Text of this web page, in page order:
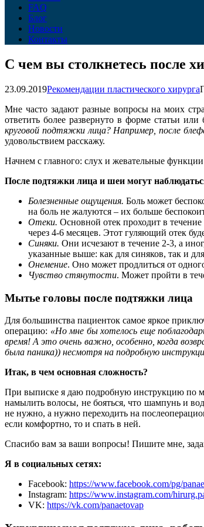
FAQ
Блог
Новости
Контакты
С чем вы столкнетесь после
23.09.2019Рекомендации пластического хирурга
Мне часто задают разные вопросы на моих
ответить более развернуто в форме статьи
круговой подтяжки лица? Например, после
удовольствием расскажу.
Начнем с главного: слух и жевательные
После подтяжки лица и шеи могут
Болезненные ощущения. Боль может
на боль не жалуются – их больше
Отеки. Основной отек проходит в
через 4-6 месяцев. Этот гуляющий отек
Синяки. Они исчезают в течение 2-3, а
указанные выше: как для синяков, так и
Онемение. Оно может продлиться от
Чувство стянутости. Может пройти в
Мытье головы после подтяжки лица
Для большинства пациенток самое яркое
операцию: «Но мне бы хотелось еще
время! А это очень важно, особенно, когда
была паника)) несмотря на подробную
Итак, в чем основная сложность?
При выписке я даю подробную инструкцию по
намылить волосы, не бояться, что шампунь и
не нужно, а нужно переходить на
если комфортно, то и спать в ней.
Спасибо вам за ваши вопросы! Пишите мне,
Я в социальных сетях:
Facebook: https://www.facebook.com/pg/
Instagram: https://www.instagram.com/
VK: https://vk.com/panaetovap